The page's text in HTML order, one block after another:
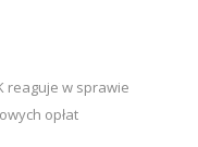
reaguje w sprawie
opłat